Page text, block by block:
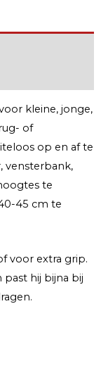
kleine, jonge,
of
op en af te
vensterbank,
te
45 cm te
voor extra grip.
hij bijna bij